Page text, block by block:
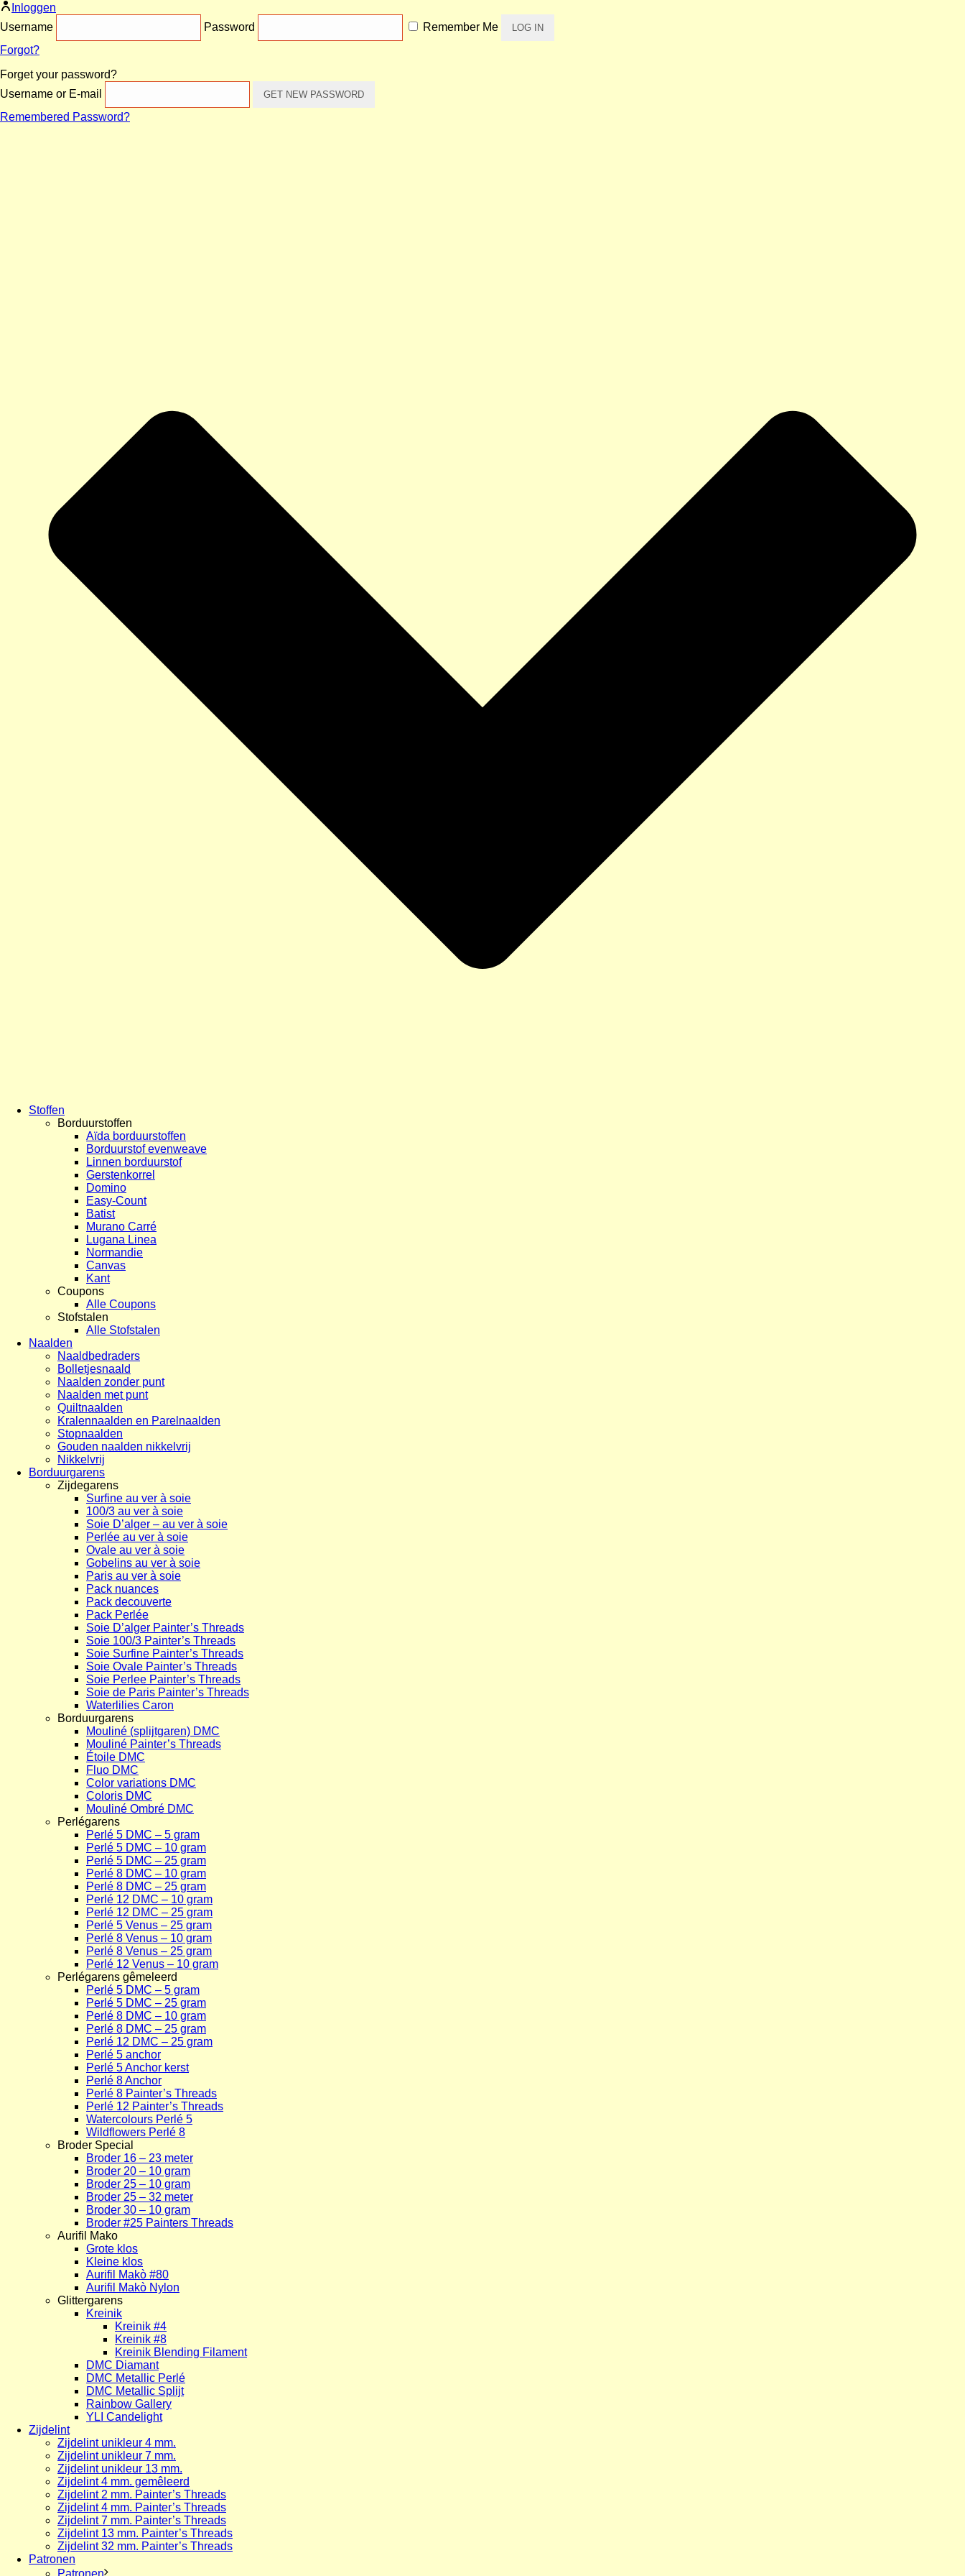
Inloggen
Username
Password
Remember Me
Forgot?
Forget your password?
Username or E-mail
Remembered Password?
Stoffen
Borduurstoffen
Aïda borduurstoffen
Borduurstof evenweave
Linnen borduurstof
Gerstenkorrel
Domino
Easy-Count
Batist
Murano Carré
Lugana Linea
Normandie
Canvas
Kant
Coupons
Alle Coupons
Stofstalen
Alle Stofstalen
Naalden
Naaldbedraders
Bolletjesnaald
Naalden zonder punt
Naalden met punt
Quiltnaalden
Kralennaalden en Parelnaalden
Stopnaalden
Gouden naalden nikkelvrij
Nikkelvrij
Borduurgarens
Zijdegarens
Surfine au ver à soie
100/3 au ver à soie
Soie D’alger – au ver à soie
Perlée au ver à soie
Ovale au ver à soie
Gobelins au ver à soie
Paris au ver à soie
Pack nuances
Pack decouverte
Pack Perlée
Soie D’alger Painter’s Threads
Soie 100/3 Painter’s Threads
Soie Surfine Painter’s Threads
Soie Ovale Painter’s Threads
Soie Perlee Painter’s Threads
Soie de Paris Painter’s Threads
Waterlilies Caron
Borduurgarens
Mouliné (splijtgaren) DMC
Mouliné Painter’s Threads
Étoile DMC
Fluo DMC
Color variations DMC
Coloris DMC
Mouliné Ombré DMC
Perlégarens
Perlé 5 DMC – 5 gram
Perlé 5 DMC – 10 gram
Perlé 5 DMC – 25 gram
Perlé 8 DMC – 10 gram
Perlé 8 DMC – 25 gram
Perlé 12 DMC – 10 gram
Perlé 12 DMC – 25 gram
Perlé 5 Venus – 25 gram
Perlé 8 Venus – 10 gram
Perlé 8 Venus – 25 gram
Perlé 12 Venus – 10 gram
Perlégarens gêmeleerd
Perlé 5 DMC – 5 gram
Perlé 5 DMC – 25 gram
Perlé 8 DMC – 10 gram
Perlé 8 DMC – 25 gram
Perlé 12 DMC – 25 gram
Perlé 5 anchor
Perlé 5 Anchor kerst
Perlé 8 Anchor
Perlé 8 Painter’s Threads
Perlé 12 Painter’s Threads
Watercolours Perlé 5
Wildflowers Perlé 8
Broder Special
Broder 16 – 23 meter
Broder 20 – 10 gram
Broder 25 – 10 gram
Broder 25 – 32 meter
Broder 30 – 10 gram
Broder #25 Painters Threads
Aurifil Mako
Grote klos
Kleine klos
Aurifil Makò #80
Aurifil Makò Nylon
Glittergarens
Kreinik
Kreinik #4
Kreinik #8
Kreinik Blending Filament
DMC Diamant
DMC Metallic Perlé
DMC Metallic Splijt
Rainbow Gallery
YLI Candelight
Zijdelint
Zijdelint unikleur 4 mm.
Zijdelint unikleur 7 mm.
Zijdelint unikleur 13 mm.
Zijdelint 4 mm. gemêleerd
Zijdelint 2 mm. Painter’s Threads
Zijdelint 4 mm. Painter’s Threads
Zijdelint 7 mm. Painter’s Threads
Zijdelint 13 mm. Painter’s Threads
Zijdelint 32 mm. Painter’s Threads
Patronen
Patronen